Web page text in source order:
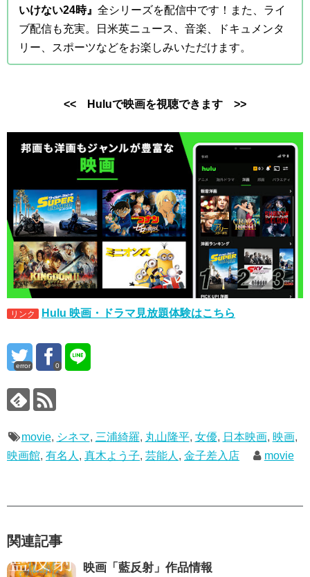
いけない24時』 全シリーズを配信中です！また、ライ
ブ配信も充実。日米英ニュース、音楽、ドキュメンタ
リー、スポーツなどをお楽しみいただけます。
<< Huluで映画を視聴できます >>
リンク Hulu 映画・ドラマ見放題体験はこちら
error 0
movie, シネマ, 三浦綺羅, 丸山隆平, 女優, 日本映画, 映画,
映画館, 有名人, 真木よう子, 芸能人, 金子差入店 movie
関連記事
映画「藍反射」作品情報